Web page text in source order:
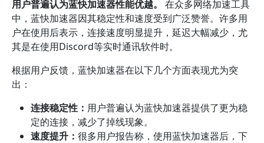
用户普遍认为蓝快加速器性能优越。
在众多网络加速工具
中，蓝快加速器因其稳定性和速度受到广泛赞誉。许多用
户在使用后表示，连接速度明显提升，延迟大幅减少，尤
其是在使用Discord等实时通讯软件时。
根据用户反馈，蓝快加速器在以下几个方面表现尤为突
出：
连接稳定性： 用户普遍认为蓝快加速器提供了更为稳
定的连接，减少了掉线现象。
速度提升： 很多用户报告称，使用蓝快加速器后，下